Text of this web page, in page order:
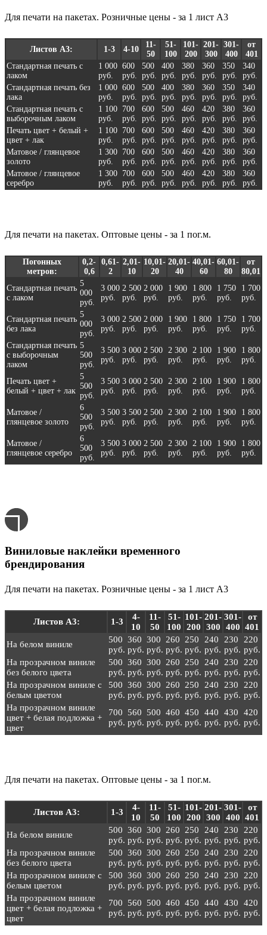
Для печати на пакетах. Розничные цены - за 1 лист А3
Листов А3: 1-3 4-10
11-
50
51-
100
101-
200
201-
300
301-
400
от
401
Стандартная печать с
лаком
1 000
руб.
600
руб.
500
руб.
400
руб.
380
руб.
360
руб.
350
руб.
340
руб.
Стандартная печать без
лака
1 000
руб.
600
руб.
500
руб.
400
руб.
380
руб.
360
руб.
350
руб.
340
руб.
Стандартная печать с
выборочным лаком
1 100
руб.
700
руб.
600
руб.
500
руб.
460
руб.
420
руб.
380
руб.
360
руб.
Печать цвет + белый +
цвет + лак
1 100
руб.
700
руб.
600
руб.
500
руб.
460
руб.
420
руб.
380
руб.
360
руб.
Матовое / глянцевое
золото
1 300
руб.
700
руб.
600
руб.
500
руб.
460
руб.
420
руб.
380
руб.
360
руб.
Матовое / глянцевое
серебро
1 300
руб.
700
руб.
600
руб.
500
руб.
460
руб.
420
руб.
380
руб.
360
руб.
Для печати на пакетах. Оптовые цены - за 1 пог.м.
Погонных
метров:
0,2-
0,6
0,61-
2
2,01-
10
10,01-
20
20,01-
40
40,01-
60
60,01-
80
от
80,01
Стандартная печать
с лаком
5
000
руб.
3 000
руб.
2 500
руб.
2 000
руб.
1 900
руб.
1 800
руб.
1 750
руб.
1 700
руб.
Стандартная печать
без лака
5
000
руб.
3 000
руб.
2 500
руб.
2 000
руб.
1 900
руб.
1 800
руб.
1 750
руб.
1 700
руб.
Стандартная печать
с выборочным
лаком
5
500
руб.
3 500
руб.
3 000
руб.
2 500
руб.
2 300
руб.
2 100
руб.
1 900
руб.
1 800
руб.
Печать цвет +
белый + цвет + лак
5
500
руб.
3 500
руб.
3 000
руб.
2 500
руб.
2 300
руб.
2 100
руб.
1 900
руб.
1 800
руб.
Матовое /
глянцевое золото
6
500
руб.
3 500
руб.
3 500
руб.
2 500
руб.
2 300
руб.
2 100
руб.
1 900
руб.
1 800
руб.
Матовое /
глянцевое серебро
6
500
руб.
3 500
руб.
3 000
руб.
2 500
руб.
2 300
руб.
2 100
руб.
1 900
руб.
1 800
руб.
Виниловые наклейки временного
брендирования
Для печати на пакетах. Розничные цены - за 1 лист А3
Листов А3: 1-3
4-
10
11-
50
51-
100
101-
200
201-
300
301-
400
от
401
На белом виниле
500
руб.
360
руб.
300
руб.
260
руб.
250
руб.
240
руб.
230
руб.
220
руб.
На прозрачном виниле
без белого цвета
500
руб.
360
руб.
300
руб.
260
руб.
250
руб.
240
руб.
230
руб.
220
руб.
На прозрачном виниле с
белым цветом
500
руб.
360
руб.
300
руб.
260
руб.
250
руб.
240
руб.
230
руб.
220
руб.
На прозрачном виниле
цвет + белая подложка +
цвет
700
руб.
560
руб.
500
руб.
460
руб.
450
руб.
440
руб.
430
руб.
420
руб.
Для печати на пакетах. Оптовые цены - за 1 пог.м.
Листов А3: 1-3
4-
10
11-
50
51-
100
101-
200
201-
300
301-
400
от
401
На белом виниле
500
руб.
360
руб.
300
руб.
260
руб.
250
руб.
240
руб.
230
руб.
220
руб.
На прозрачном виниле
без белого цвета
500
руб.
360
руб.
300
руб.
260
руб.
250
руб.
240
руб.
230
руб.
220
руб.
На прозрачном виниле с
белым цветом
500
руб.
360
руб.
300
руб.
260
руб.
250
руб.
240
руб.
230
руб.
220
руб.
На прозрачном виниле
цвет + белая подложка +
цвет
700
руб.
560
руб.
500
руб.
460
руб.
450
руб.
440
руб.
430
руб.
420
руб.